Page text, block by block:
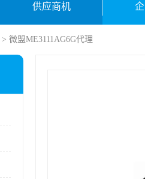
供应商机
> 微盟ME3111AG6G代理